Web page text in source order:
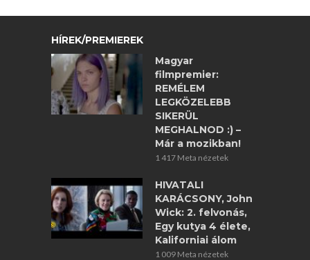
HÍREK/PREMIEREK
Magyar
filmpremier:
REMÉLEM
LEGKÖZELEBB
SIKERÜL
MEGHALNOD :) –
Már a mozikban!
1 417 Meta nézetek
HIVATALI
KARÁCSONY, John
Wick: 2. felvonás,
Egy kutya 4 élete,
Kaliforniai álom
1 009 Meta nézetek